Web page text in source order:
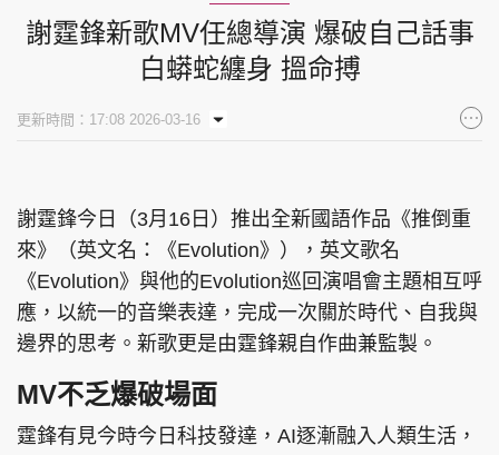
謝霆鋒新歌MV任總導演 爆破自己話事
白蟒蛇纏身 搵命搏
更新時間：17:08 2026-03-16
謝霆鋒今日（3月16日）推出全新國語作品《推倒重
來》（英文名：《Evolution》），英文歌名
《Evolution》與他的Evolution巡回演唱會主題相互呼
應，以統一的音樂表達，完成一次關於時代、自我與
邊界的思考。新歌更是由霆鋒親自作曲兼監製。
MV不乏爆破場面
霆鋒有見今時今日科技發達，AI逐漸融入人類生活，